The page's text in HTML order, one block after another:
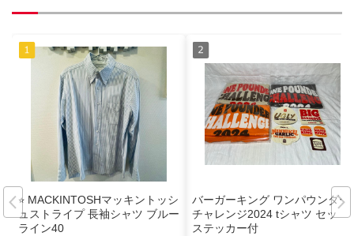
⭐︎ MACKINTOSHマッキントッシ
ュストライプ 長袖シャツ ブルー
ライン40
バーガーキング ワンパウンダー
チャレンジ2024 tシャツ セット
ステッカー付